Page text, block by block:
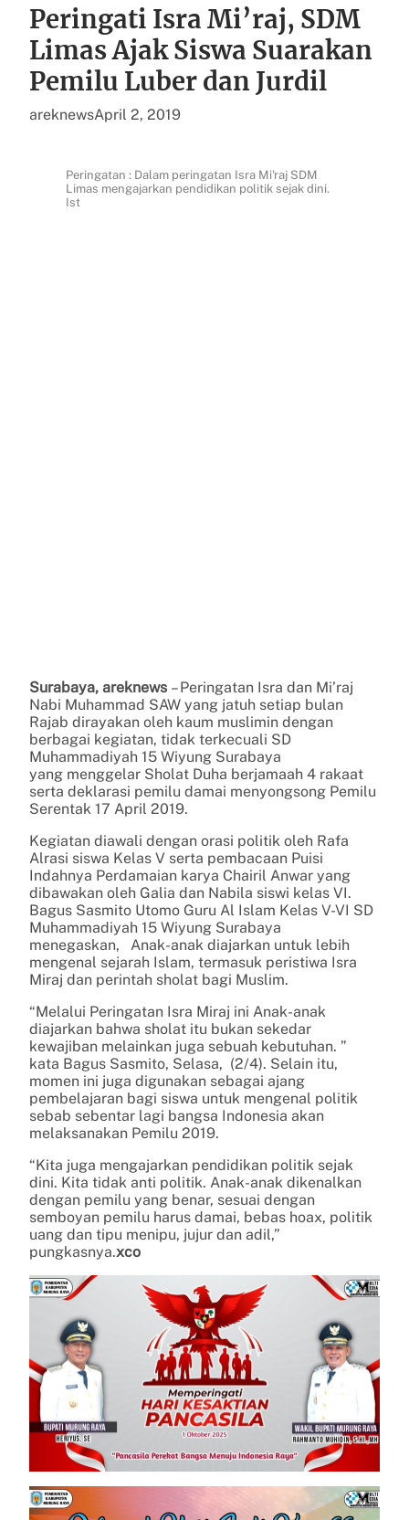
Peringati Isra Mi’raj, SDM
Limas Ajak Siswa Suarakan
Pemilu Luber dan Jurdil
areknewsApril 2, 2019
Peringatan : Dalam peringatan Isra Mi'raj SDM
Limas mengajarkan pendidikan politik sejak dini.
Ist
Surabaya, areknews – Peringatan Isra dan Mi’raj
Nabi Muhammad SAW yang jatuh setiap bulan
Rajab dirayakan oleh kaum muslimin dengan
berbagai kegiatan, tidak terkecuali SD
Muhammadiyah 15 Wiyung Surabaya
yang menggelar Sholat Duha berjamaah 4 rakaat
serta deklarasi pemilu damai menyongsong Pemilu
Serentak 17 April 2019.
Kegiatan diawali dengan orasi politik oleh Rafa
Alrasi siswa Kelas V serta pembacaan Puisi
Indahnya Perdamaian karya Chairil Anwar yang
dibawakan oleh Galia dan Nabila siswi kelas VI.
Bagus Sasmito Utomo Guru Al Islam Kelas V-VI SD
Muhammadiyah 15 Wiyung Surabaya
menegaskan, Anak-anak diajarkan untuk lebih
mengenal sejarah Islam, termasuk peristiwa Isra
Miraj dan perintah sholat bagi Muslim.
“Melalui Peringatan Isra Miraj ini Anak-anak
diajarkan bahwa sholat itu bukan sekedar
kewajiban melainkan juga sebuah kebutuhan. ”
kata Bagus Sasmito, Selasa, (2/4). Selain itu,
momen ini juga digunakan sebagai ajang
pembelajaran bagi siswa untuk mengenal politik
sebab sebentar lagi bangsa Indonesia akan
melaksanakan Pemilu 2019.
“Kita juga mengajarkan pendidikan politik sejak
dini. Kita tidak anti politik. Anak-anak dikenalkan
dengan pemilu yang benar, sesuai dengan
semboyan pemilu harus damai, bebas hoax, politik
uang dan tipu menipu, jujur dan adil,”
pungkasnya.xco